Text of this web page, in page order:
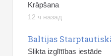
Krāpšana
12 ч назад
Baltijas
Slikta izglītības iestāde